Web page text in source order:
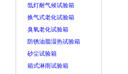
氙灯耐气候试验箱
换气式老化试验箱
臭氧老化试验箱
防锈油脂湿热试验箱
砂尘试验箱
箱式淋雨试验箱